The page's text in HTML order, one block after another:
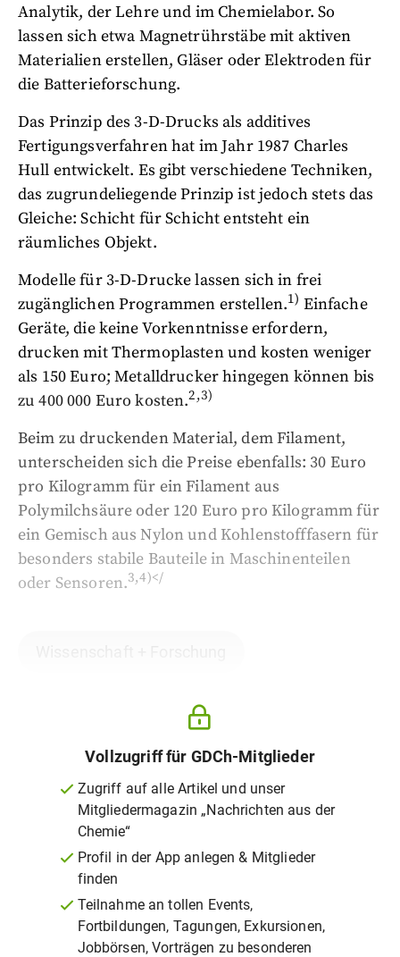
Analytik, der Lehre und im Chemielabor. So
lassen sich etwa Magnetrührstäbe mit aktiven
Materialien erstellen, Gläser oder Elektroden für
die Batterieforschung.
Das Prinzip des 3-D-Drucks als additives
Fertigungsverfahren hat im Jahr 1987 Charles
Hull entwickelt. Es gibt verschiedene Techniken,
das zugrundeliegende Prinzip ist jedoch stets das
Gleiche: Schicht für Schicht entsteht ein
räumliches Objekt.
Modelle für 3-D-Drucke lassen sich in frei
zugänglichen Programmen erstellen.1) Einfache
Geräte, die keine Vorkenntnisse erfordern,
drucken mit Thermoplasten und kosten weniger
als 150 Euro; Metalldrucker hingegen können bis
zu 400 000 Euro kosten.2,3)
Beim zu druckenden Material, dem Filament,
unterscheiden sich die Preise ebenfalls: 30 Euro
pro Kilogramm für ein Filament aus
Polymilchsäure oder 120 Euro pro Kilogramm für
ein Gemisch aus Nylon und Kohlenstofffasern für
besonders stabile Bauteile in Maschinenteilen
oder Sensoren.3,4)</
Vollzugriff für GDCh-Mitglieder
Zugriff auf alle Artikel und unser
Mitgliedermagazin „Nachrichten aus der
Chemie“
Profil in der App anlegen & Mitglieder
finden
Teilnahme an tollen Events,
Fortbildungen, Tagungen, Exkursionen,
Jobbörsen, Vorträgen zu besonderen